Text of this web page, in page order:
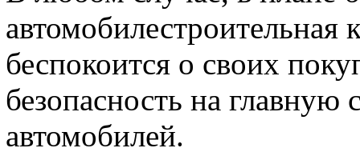
беспокоится о своих
безопасность на главную
автомобилей.